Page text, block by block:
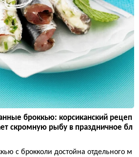
броккью: корсиканский рецеп
скромную рыбу в праздничное бл
с брокколи достойна отдельного м